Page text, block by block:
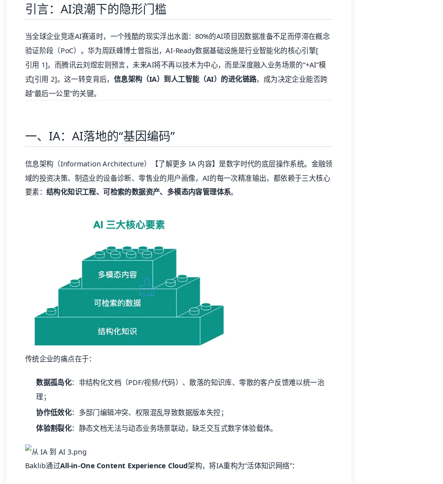
引言：AI浪潮下的隐形门槛
当全球企业竞逐AI赛道时，一个残酷的现实浮出水面：80%的AI项目因数据准备不足而停滞在概念
验证阶段（PoC）。华为周跃峰博士曾指出，AI-Ready数据基础设施是行业智能化的核心引擎[
引用 1]，而腾讯云刘煜宏则预言，未来AI将不再以技术为中心，而是深度融入业务场景的“+AI”模
式[引用 2]。这一转变背后， 信息架构（IA）到人工智能（AI）的进化链路，成为决定企业能否跨
越“最后一公里”的关键。
一、IA：AI落地的“基因编码”
信息架构（Information Architecture）【了解更多 IA 内容】是数字时代的底层操作系统。金融领
域的投资决策、制造业的设备诊断、零售业的用户画像，AI的每一次精准输出，都依赖于三大核心
要素： 结构化知识工程、可检索的数据资产、多模态内容管理体系。
传统企业的痛点在于：
数据孤岛化：非结构化文档（PDF/视频/代码）、散落的知识库、零散的客户反馈难以统一治
理；
协作低效化：多部门编辑冲突、权限混乱导致数据版本失控；
体验割裂化：静态文档无法与动态业务场景联动，缺乏交互式数字体验载体。
Baklib通过All-in-One Content Experience Cloud架构，将IA重构为“活体知识网络”：